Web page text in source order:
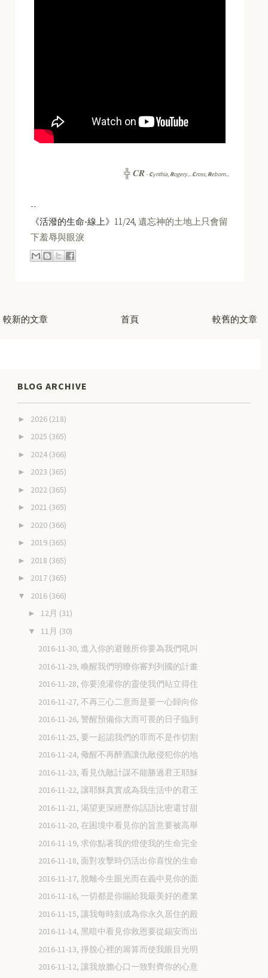
╬CR -Cynthia, Rogery... Cross, Reborn...
--
《活潑的生命-線上》 11/24, 遺忘神的土地上只會留
下羞辱與眼淚
較新的文章 較舊的文章
首頁
BLOG ARCHIVE
► 2026 (218)
► 2025 (365)
► 2024 (366)
► 2023 (365)
► 2022 (365)
► 2021 (365)
► 2020 (366)
► 2019 (365)
► 2018 (365)
► 2017 (365)
▼ 2016 (366)
► 12月 (31)
▼ 11月 (30)
2016-11-30, 進入你的避難所你要為我們吼叫
2016-11-29, 喚醒我們明瞭你審判列國的計畫
2016-11-28, 你要澆灌你的靈使我們站立得住
2016-11-27, 不再三心二意而是要一心歸向你
2016-11-26, 警醒預備你大而可畏的日子臨到
2016-11-25, 要一起認我們的罪而不是作切割
2016-11-24, 儆醒不再醉酒讓仇敵侵犯你的地
2016-11-23, 看見仇敵計謀不能勝過君王耶穌
2016-11-22, 讓耶穌真實成為我生活中的君王
2016-11-21, 渴望更深經歷你話語比密還甘甜
2016-11-20, 在困境中看見你的旨意要被高舉
2016-11-19, 求你點著我的燈使我的生命完全
2016-11-18, 面對攻擊時仍活出你喜悅的生命
2016-11-17, 脫離今生眼光而在義中見你的面
2016-11-16, 一切都是你賜給我最美好的產業
2016-11-15, 讓我每時刻成為你永久居住的殿
2016-11-14, 黑暗中看見你救恩要從錫安而出
2016-11-13, 掙脫心裡的籌算而使我眼目光明
2016-11-12, 讓我放膽心口一致對齊你的心意